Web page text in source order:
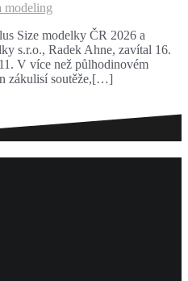
modeling
Size modelky ČR 2026 a
s.r.o., Radek Ahne, zavítal 16.
V více než půlhodinovém
zákulisí soutěže,[…]